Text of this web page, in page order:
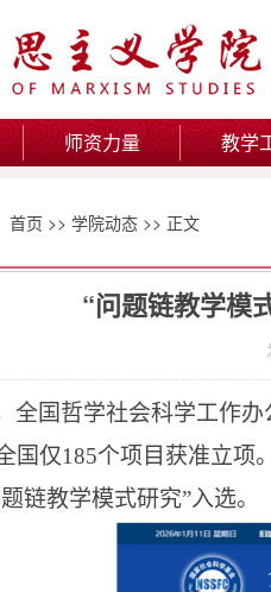
师资力量 教学
首页 >> 学院动态 >> 正文
“问题链教学模
全国哲学社会科学工作办
国仅185个项目获准立项
链教学模式研究”入选。